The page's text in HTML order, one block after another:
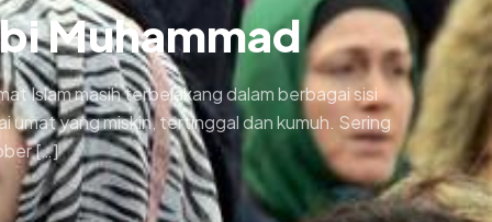
Muhammad
Islam masih terbelakang dalam berbagai sisi
umat yang miskin, tertinggal dan kumuh. Sering
[…]